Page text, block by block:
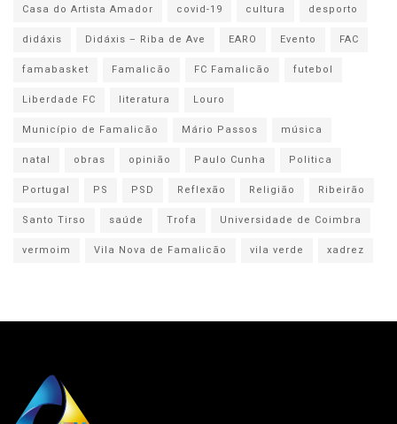
Casa do Artista Amador
covid-19 cultura
desporto
didáxis
Didáxis – Riba de Ave EARO Evento
FAC
famabasket
Famalicão FC Famalicão
futebol
Liberdade FC
literatura
Louro
Município de Famalicão
Mário Passos
música
natal
obras opinião Paulo Cunha
Politica
Portugal
PS PSD Reflexão Religião
Ribeirão
Santo Tirso
saúde Trofa
Universidade de Coimbra
vermoim
Vila Nova de Famalicão vila verde xadrez